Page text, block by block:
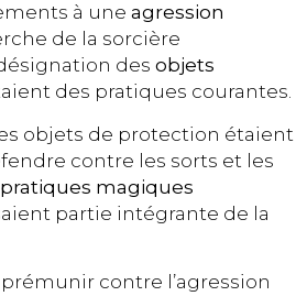
à une agression
de la sorcière
des objets
des pratiques courantes.
objets de protection étaient
contre les sorts et les
pratiques magiques
partie intégrante de la
contre l’agression